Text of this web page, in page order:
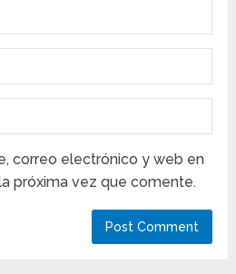
correo electrónico y web en
próxima vez que comente.